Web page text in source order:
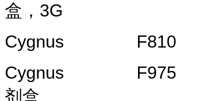
盒，3G
Cygnus F810
Cygnus F975 Vero
剂盒